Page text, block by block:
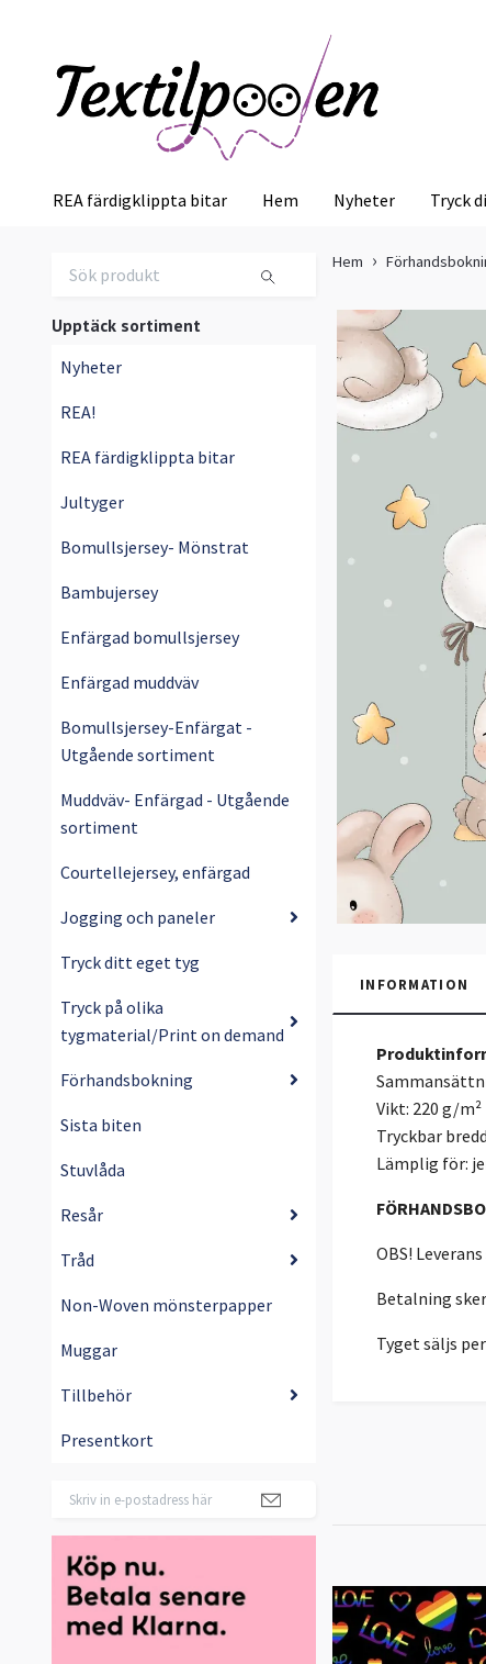
REA färdigklippta bitar Hem Nyheter Tryck
Upptäck sortiment
Nyheter
REA!
REA färdigklippta bitar
Jultyger
Bomullsjersey- Mönstrat
Bambujersey
Enfärgad bomullsjersey
Enfärgad muddväv
Bomullsjersey-Enfärgat -
Utgående sortiment
Muddväv- Enfärgad - Utgående
sortiment
Courtellejersey, enfärgad
Jogging och paneler
Tryck ditt eget tyg
Tryck på olika
tygmaterial/Print on demand
Förhandsbokning
Sista biten
Stuvlåda
Resår
Tråd
Non-Woven mönsterpapper
Muggar
Tillbehör
Presentkort
Hem
INFORMATION
Vikt: 220 g/m²
Tryckbar
Lämplig för:
OBS!
Betalning
Tyget säljs